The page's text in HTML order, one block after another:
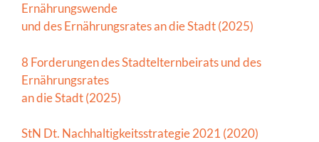
Ernährungswende
und des Ernährungsrates an die Stadt (2025)
8 Forderungen des Stadtelternbeirats und des
Ernährungsrates
an die Stadt (2025)
StN Dt. Nachhaltigkeitsstrategie 2021 (2020)